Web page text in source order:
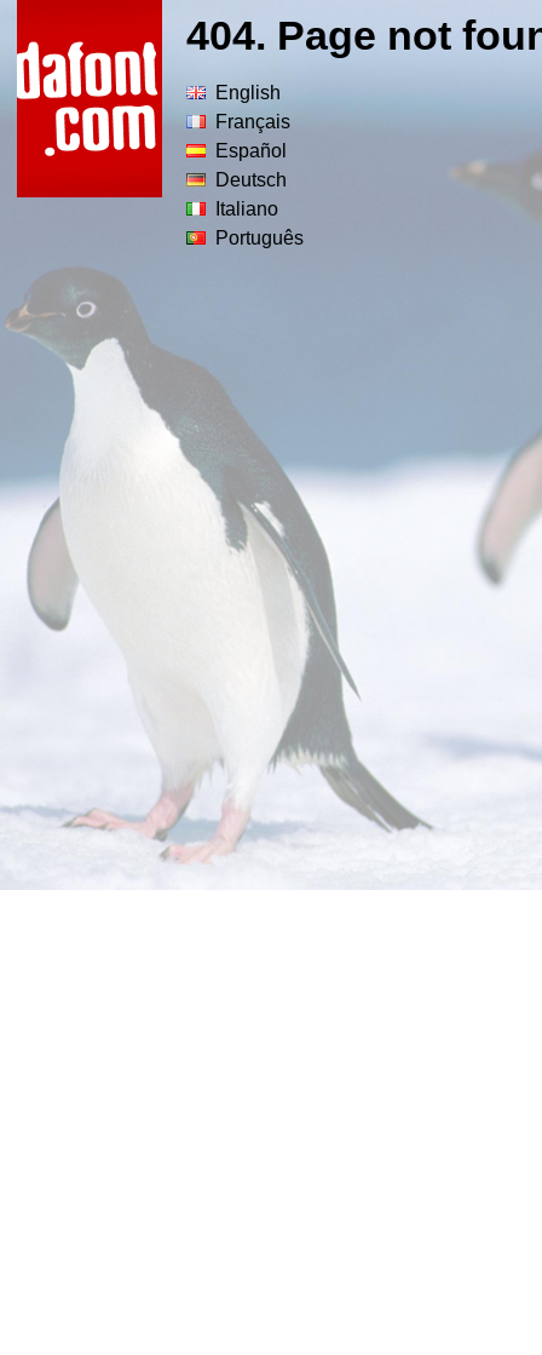
404. Page not
English
Français
Español
Deutsch
Italiano
Português